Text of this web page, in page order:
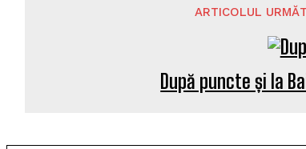
ARTICOLUL
După puncte și la